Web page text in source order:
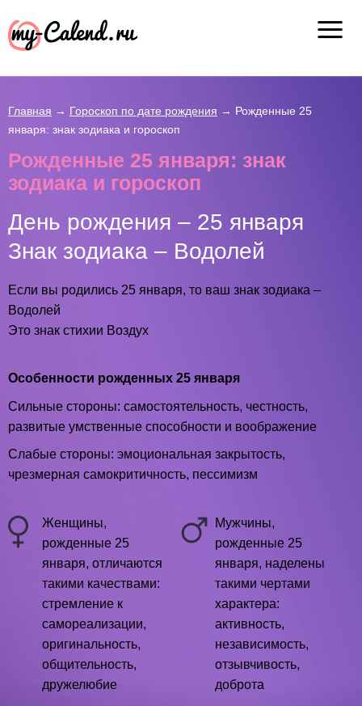
Главная → Гороскоп по дате рождения → Рожденные 25
января: знак зодиака и гороскоп
Рожденные 25 января: знак
зодиака и гороскоп
День рождения – 25 января
Знак зодиака – Водолей
Если вы родились 25 января, то ваш знак зодиака –
Водолей
Это знак стихии Воздух
Особенности рожденных 25 января
Сильные стороны: самостоятельность, честность,
развитые умственные способности и воображение
Слабые стороны: эмоциональная закрытость,
чрезмерная самокритичность, пессимизм
Женщины,
рожденные 25
января, отличаются
такими качествами:
стремление к
самореализации,
оригинальность,
общительность,
дружелюбие
Мужчины,
рожденные 25
января, наделены
такими чертами
характера:
активность,
независимость,
отзывчивость,
доброта